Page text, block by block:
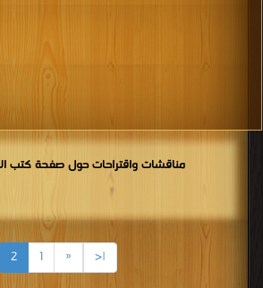
مناقشات واقتراحات حول صفحة كتب
|<
«
1
2